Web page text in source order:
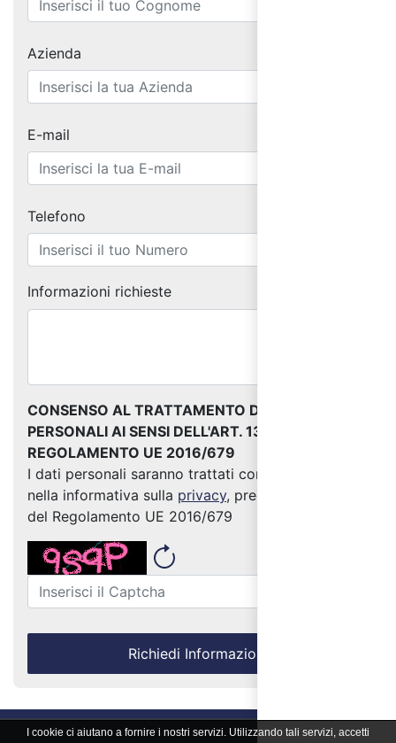
Azienda
E-mail
Telefono
Informazioni richieste
CONSENSO AL TRATTAMENTO DEI DATI
PERSONALI AI SENSI DELL'ART. 13 DEL
REGOLAMENTO UE 2016/679
I dati personali saranno trattati come indicato
nella informativa sulla privacy, predisposta ai sensi
del Regolamento UE 2016/679
Richiedi Informazioni
I cookie ci aiutano a fornire i nostri servizi. Utilizzando tali servizi, accetti